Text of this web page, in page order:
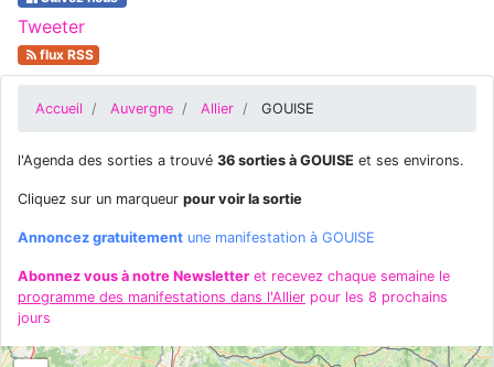
Tweeter
flux RSS
Accueil Auvergne Allier GOUISE
l'Agenda des sorties a trouvé 36 sorties à GOUISE et ses environs.
Cliquez sur un marqueur pour voir la sortie
Annoncez gratuitement une manifestation à GOUISE
Abonnez vous à notre Newsletter et recevez chaque semaine le
programme des manifestations dans l'Allier pour les 8 prochains
jours